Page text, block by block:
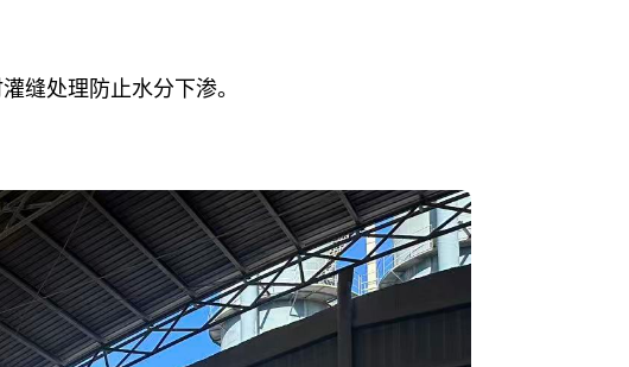
缝处理防止水分下渗。